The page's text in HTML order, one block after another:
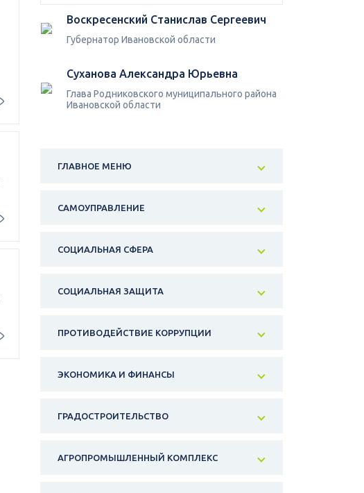
Воскресенский Станислав Сергеевич
Губернатор Ивановской области
Суханова Александра Юрьевна
Глава Родниковского муниципального района
Ивановской области
ГЛАВНОЕ МЕНЮ
САМОУПРАВЛЕНИЕ
СОЦИАЛЬНАЯ СФЕРА
СОЦИАЛЬНАЯ ЗАЩИТА
ПРОТИВОДЕЙСТВИЕ КОРРУПЦИИ
ЭКОНОМИКА И ФИНАНСЫ
ГРАДОСТРОИТЕЛЬСТВО
АГРОПРОМЫШЛЕННЫЙ КОМПЛЕКС